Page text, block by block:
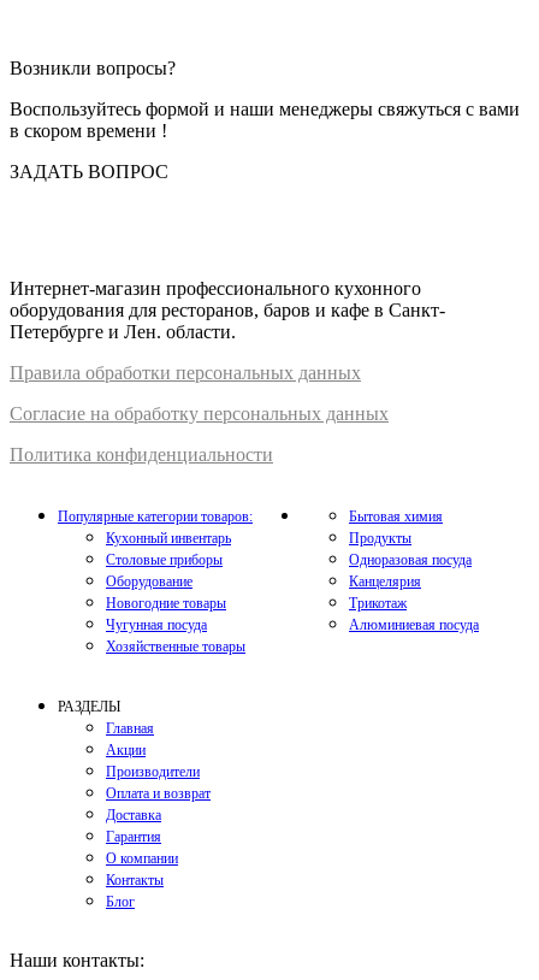
Возникли вопросы?
Воспользуйтесь формой и наши менеджеры свяжуться с вами
в скором времени !
ЗАДАТЬ ВОПРОС
Интернет-магазин профессионального кухонного
оборудования для ресторанов, баров и кафе в Санкт-
Петербурге и Лен. области.
Правила обработки персональных данных
Согласие на обработку персональных данных
Политика конфиденциальности
Популярные категории товаров:
Кухонный инвентарь
Столовые приборы
Оборудование
Новогодние товары
Чугунная посуда
Хозяйственные товары
Бытовая химия
Продукты
Одноразовая посуда
Канцелярия
Трикотаж
Алюминиевая посуда
РАЗДЕЛЫ
Главная
Акции
Производители
Оплата и возврат
Доставка
Гарантия
О компании
Контакты
Блог
Наши контакты: